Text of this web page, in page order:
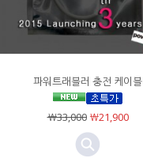
파워트래블러 충전 케이블
￦33,000￦21,900